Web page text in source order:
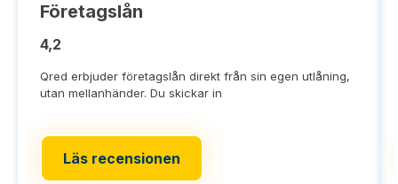
Företagslån
4,2
Qred erbjuder företagslån direkt från sin egen utlåning,
utan mellanhänder. Du skickar in
Läs recensionen